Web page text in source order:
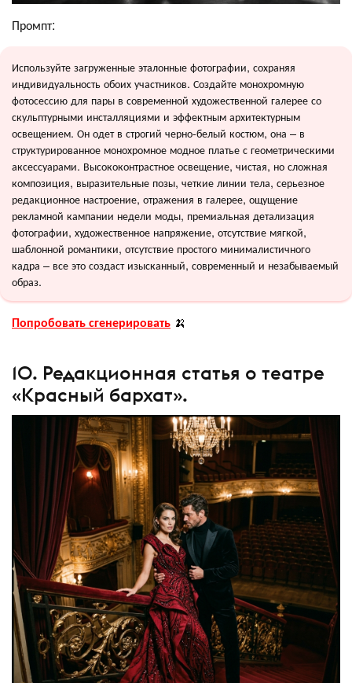
Промпт:
Используйте загруженные эталонные фотографии, сохраняя
индивидуальность обоих участников. Создайте монохромную
фотосессию для пары в современной художественной галерее со
скульптурными инсталляциями и эффектным архитектурным
освещением. Он одет в строгий черно-белый костюм, она – в
структурированное монохромное модное платье с геометрическими
аксессуарами. Высококонтрастное освещение, чистая, но сложная
композиция, выразительные позы, четкие линии тела, серьезное
редакционное настроение, отражения в галерее, ощущение
рекламной кампании недели моды, премиальная детализация
фотографии, художественное напряжение, отсутствие мягкой,
шаблонной романтики, отсутствие простого минималистичного
кадра – все это создаст изысканный, современный и незабываемый
образ.
Попробовать сгенерировать 🍌
10. Редакционная статья о театре
«Красный бархат».